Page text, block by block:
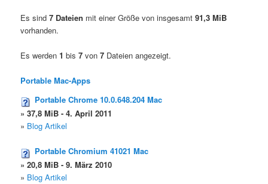
Es sind7 Dateien mit einer Größe von insgesamt91,3 MiB
vorhanden.
Es werden1 bis7 von7 Dateien angezeigt.
Portable Mac-Apps
Portable Chrome 10.0.648.204 Mac
» 37,8 MiB - 4. April 2011
» Blog Artikel
Portable Chromium 41021 Mac
» 20,8 MiB - 9. März 2010
» Blog Artikel